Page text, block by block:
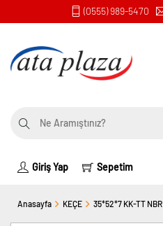
(0555) 989-5470
Giriş Yap Sepetim
Anasayfa KEÇE 35*52*7 KK-TT NBR